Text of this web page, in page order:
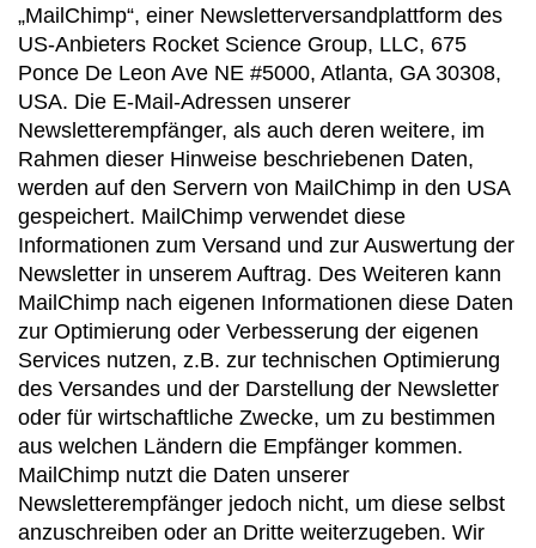
„MailChimp“, einer Newsletterversandplattform des
US-Anbieters Rocket Science Group, LLC, 675
Ponce De Leon Ave NE #5000, Atlanta, GA 30308,
USA. Die E-Mail-Adressen unserer
Newsletterempfänger, als auch deren weitere, im
Rahmen dieser Hinweise beschriebenen Daten,
werden auf den Servern von MailChimp in den USA
gespeichert. MailChimp verwendet diese
Informationen zum Versand und zur Auswertung der
Newsletter in unserem Auftrag. Des Weiteren kann
MailChimp nach eigenen Informationen diese Daten
zur Optimierung oder Verbesserung der eigenen
Services nutzen, z.B. zur technischen Optimierung
des Versandes und der Darstellung der Newsletter
oder für wirtschaftliche Zwecke, um zu bestimmen
aus welchen Ländern die Empfänger kommen.
MailChimp nutzt die Daten unserer
Newsletterempfänger jedoch nicht, um diese selbst
anzuschreiben oder an Dritte weiterzugeben. Wir